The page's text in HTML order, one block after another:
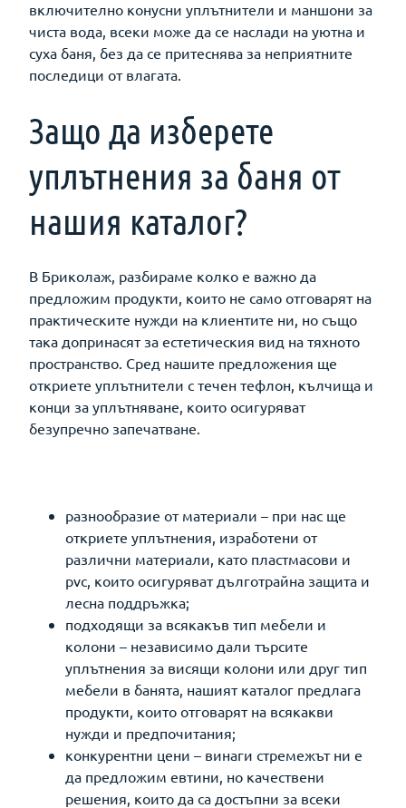
включително конусни уплътнители и маншони за
чиста вода, всеки може да се наслади на уютна и
суха баня, без да се притеснява за неприятните
последици от влагата.
Защо да изберете
уплътнения за баня от
нашия каталог?
В Бриколаж, разбираме колко е важно да
предложим продукти, които не само отговарят на
практическите нужди на клиентите ни, но също
така допринасят за естетическия вид на тяхното
пространство. Сред нашите предложения ще
откриете уплътнители с течен тефлон, кълчища и
конци за уплътняване, които осигуряват
безупречно запечатване.
разнообразие от материали – при нас ще
откриете уплътнения, изработени от
различни материали, като пластмасови и
pvc, които осигуряват дълготрайна защита и
лесна поддръжка;
подходящи за всякакъв тип мебели и
колони – независимо дали търсите
уплътнения за висящи колони или друг тип
мебели в банята, нашият каталог предлага
продукти, които отговарят на всякакви
нужди и предпочитания;
конкурентни цени – винаги стремежът ни е
да предложим евтини, но качествени
решения, които да са достъпни за всеки